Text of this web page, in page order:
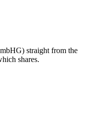
straight from the
shares.